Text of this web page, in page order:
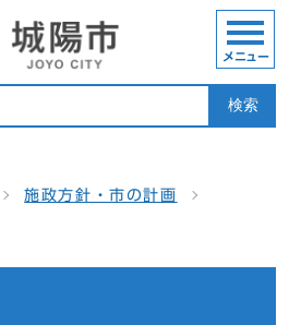
検索
メニュー
施政方針・市の計画